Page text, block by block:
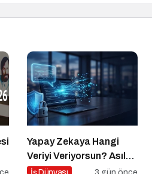
Yapay Zekaya Hangi
Veriyi Veriyorsun? Asıl
Risk Ürettiğin Değil,